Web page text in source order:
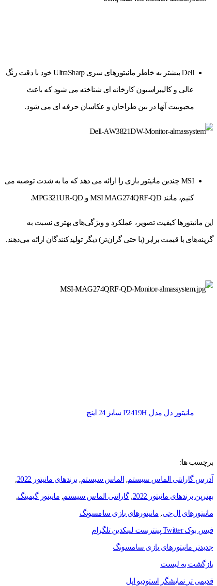
Dell بیشتر به خاطر مانیتورهای سری UltraSharp خود با دقت رنگ
عالی و کالیبراسیون کارخانه ای شناخته می شود که باعث
محبوبیت آنها در بین طراحان و عکاسان حرفه ای می شود.
MSI چندین مانیتور بازی را ارائه می دهد که ما به شدت توصیه می
کنیم، مانند MSI MAG274QRF-QD و MPG321UR-QD.
این مانیتورها کیفیت تصویر، عملکرد و ویژگی‌های بهتری نسبت به
گزینه‌های با قیمت برابر (یا حتی گران‌تر) دیگر تولیدکنندگان ارائه می‌دهند.
مانیتور دل مدل P2419H سایز 24 اینچ
برچسب ها:
آدرس گارانتی الماس سیستم, الماس سیستم, برندهای مانیتور 2022 ,
بهترین برندهای مانیتور 2022 ,گارانتی الماس سیستم, مانیتور گیمینگ,
مانیتورهای ال‌جی, مانیتورهای بازی سامسونگ
فیس بوک Twitter پینترست لینکدین تلگرام
جدیدتر مانیتورهای بازی سامسونگ
بازگشت به لیست
قدیمی تر نمایشگر استودیو اپل